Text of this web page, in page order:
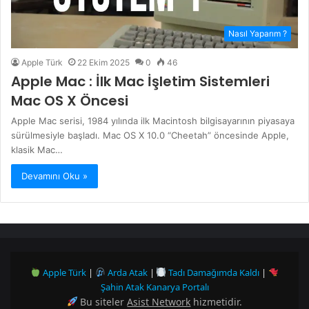
Nasıl Yaparım ?
Apple Türk 22 Ekim 2025 0 46
Apple Mac : İlk Mac İşletim Sistemleri
Mac OS X Öncesi
Apple Mac serisi, 1984 yılında ilk Macintosh bilgisayarının piyasaya
sürülmesiyle başladı. Mac OS X 10.0 “Cheetah” öncesinde Apple,
klasik Mac…
Devamını Oku »
Apple Türk| Arda Atak| Tadı Damağımda Kaldı |
Şahin Atak Kanarya Portalı
Bu sitelerAsist Network hizmetidir.